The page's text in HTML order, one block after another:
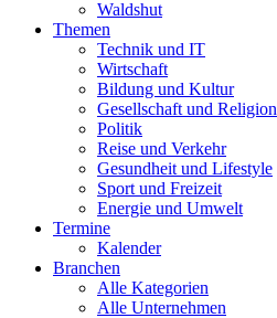
Waldshut
Themen
Technik und IT
Wirtschaft
Bildung und Kultur
Gesellschaft und Religion
Politik
Reise und Verkehr
Gesundheit und Lifestyle
Sport und Freizeit
Energie und Umwelt
Termine
Kalender
Branchen
Alle Kategorien
Alle Unternehmen